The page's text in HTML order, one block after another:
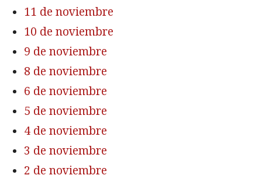
11 de noviembre
10 de noviembre
9 de noviembre
8 de noviembre
6 de noviembre
5 de noviembre
4 de noviembre
3 de noviembre
2 de noviembre